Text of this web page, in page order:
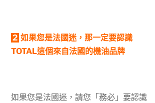
2 如果您是法國迷 ，那一定要認識
TOTAL這個來自法國的機油品牌
如果您是法國迷，請您「務必」要認識